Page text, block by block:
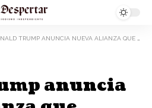
TRUMP ANUNCIA NUEVA ALIANZA QUE INVERTIRÁ 500 MIL MILLONES DE DÓLARES EN INTELIGENCIA ARTIFICIAL
anuncia